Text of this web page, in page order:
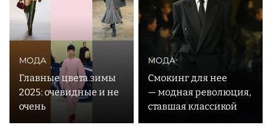
МОДА
Главные цвета зимы
2025: очевидные и не
очень
МОДА
Смокинг для нее
— модная революция,
ставшая классикой